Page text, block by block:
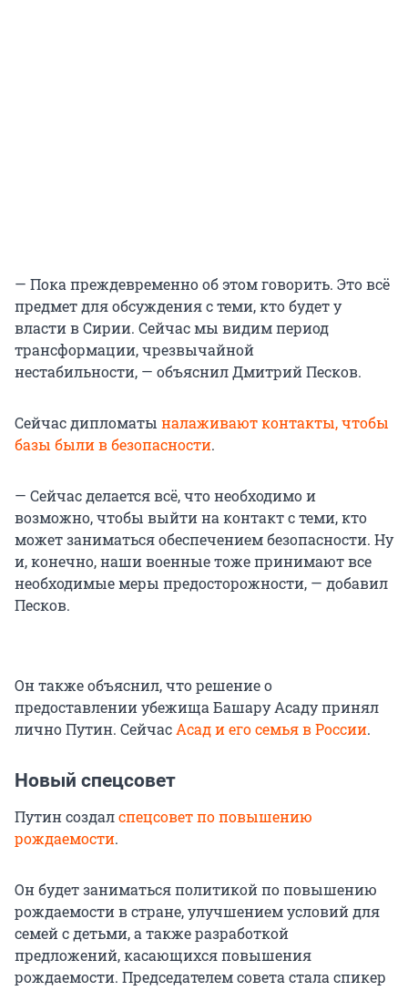
— Пока преждевременно об этом говорить. Это всё
предмет для обсуждения с теми, кто будет у
власти в Сирии. Сейчас мы видим период
трансформации, чрезвычайной
нестабильности, — объяснил Дмитрий Песков.
Сейчас дипломаты налаживают контакты, чтобы
базы были в безопасности.
— Сейчас делается всё, что необходимо и
возможно, чтобы выйти на контакт с теми, кто
может заниматься обеспечением безопасности. Ну
и, конечно, наши военные тоже принимают все
необходимые меры предосторожности, — добавил
Песков.
Он также объяснил, что решение о
предоставлении убежища Башару Асаду принял
лично Путин. СейчасАсад и его семья в России.
Новый спецсовет
Путин создалспецсовет по повышению
рождаемости.
Он будет заниматься политикой по повышению
рождаемости в стране, улучшением условий для
семей с детьми, а также разработкой
предложений, касающихся повышения
рождаемости. Председателем совета стала спикер